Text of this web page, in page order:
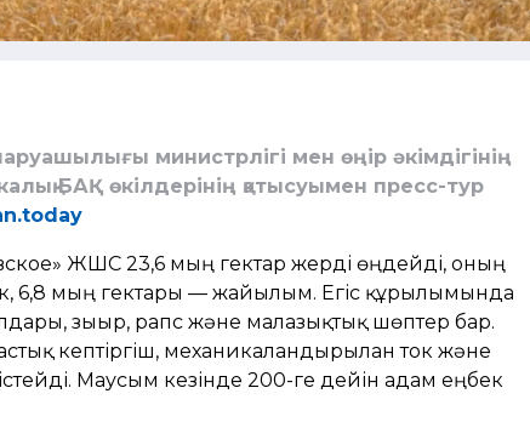
министрлігі мен өңір әкімдігінің
БАҚ өкілдерінің қатысуымен пресс-тур
ЖШС 23,6 мың гектар жерді өңдейді, оның
6,8 мың гектары — жайылым. Егіс құрылымында
зығыр, рапс және малазықтық шөптер бар.
кептіргіш, механикаландырылған ток және
Маусым кезінде 200-ге дейін адам еңбек